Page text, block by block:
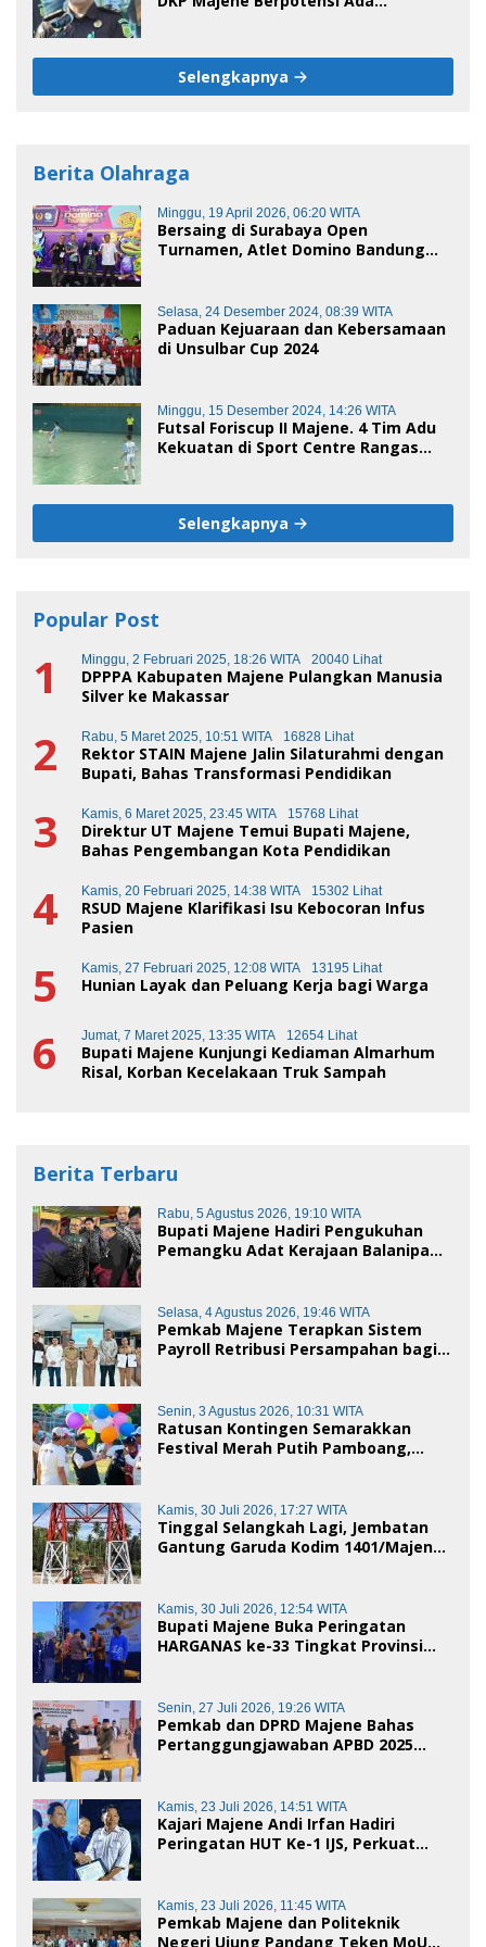
Selengkapnya
Berita Olahraga
Minggu, 19 April 2026, 06:20 WITA
Bersaing di Surabaya Open
Turnamen, Atlet Domino Bandung
Selasa, 24 Desember 2024, 08:39 WITA
Paduan Kejuaraan dan Kebersamaan
di Unsulbar Cup 2024
Minggu, 15 Desember 2024, 14:26 WITA
Futsal Foriscup II Majene. 4 Tim Adu
Kekuatan di Sport Centre Rangas
Selengkapnya
Popular Post
1 Minggu, 2 Februari 2025, 18:26 WITA 20040 Lihat
DPPPA Kabupaten Majene Pulangkan Manusia
Silver ke Makassar
2 Rabu, 5 Maret 2025, 10:51 WITA 16828 Lihat
Rektor STAIN Majene Jalin Silaturahmi dengan
Bupati, Bahas Transformasi Pendidikan
3 Kamis, 6 Maret 2025, 23:45 WITA 15768 Lihat
Direktur UT Majene Temui Bupati Majene,
Bahas Pengembangan Kota Pendidikan
4 Kamis, 20 Februari 2025, 14:38 WITA 15302 Lihat
RSUD Majene Klarifikasi Isu Kebocoran Infus
Pasien
5 Kamis, 27 Februari 2025, 12:08 WITA 13195 Lihat
Hunian Layak dan Peluang Kerja bagi Warga
6 Jumat, 7 Maret 2025, 13:35 WITA 12654 Lihat
Bupati Majene Kunjungi Kediaman Almarhum
Risal, Korban Kecelakaan Truk Sampah
Berita Terbaru
Rabu, 5 Agustus 2026, 19:10 WITA
Bupati Majene Hadiri Pengukuhan
Pemangku Adat Kerajaan Balanipa
Selasa, 4 Agustus 2026, 19:46 WITA
Pemkab Majene Terapkan Sistem
Payroll Retribusi Persampahan bagi
Senin, 3 Agustus 2026, 10:31 WITA
Ratusan Kontingen Semarakkan
Festival Merah Putih Pamboang,
Kamis, 30 Juli 2026, 17:27 WITA
Tinggal Selangkah Lagi, Jembatan
Gantung Garuda Kodim 1401/Majene
Kamis, 30 Juli 2026, 12:54 WITA
Bupati Majene Buka Peringatan
HARGANAS ke-33 Tingkat Provinsi
Senin, 27 Juli 2026, 19:26 WITA
Pemkab dan DPRD Majene Bahas
Pertanggungjawaban APBD 2025
Kamis, 23 Juli 2026, 14:51 WITA
Kajari Majene Andi Irfan Hadiri
Peringatan HUT Ke-1 IJS, Perkuat
Kamis, 23 Juli 2026, 11:45 WITA
Pemkab Majene dan Politeknik
Negeri Ujung Pandang Teken MoU